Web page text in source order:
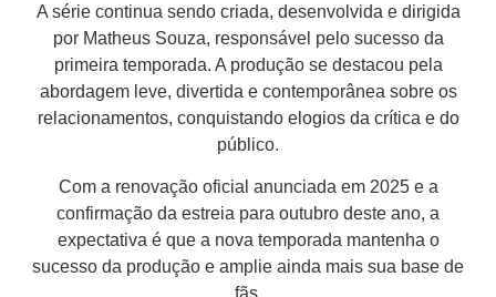
A série continua sendo criada, desenvolvida e dirigida
por Matheus Souza, responsável pelo sucesso da
primeira temporada. A produção se destacou pela
abordagem leve, divertida e contemporânea sobre os
relacionamentos, conquistando elogios da crítica e do
público.
Com a renovação oficial anunciada em 2025 e a
confirmação da estreia para outubro deste ano, a
expectativa é que a nova temporada mantenha o
sucesso da produção e amplie ainda mais sua base de
fãs.